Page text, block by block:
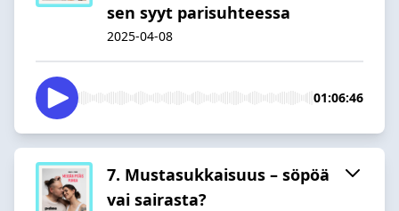
sen syyt parisuhteessa
2025-04-08
01:06:46
7. Mustasukkaisuus – söpöä
vai sairasta?